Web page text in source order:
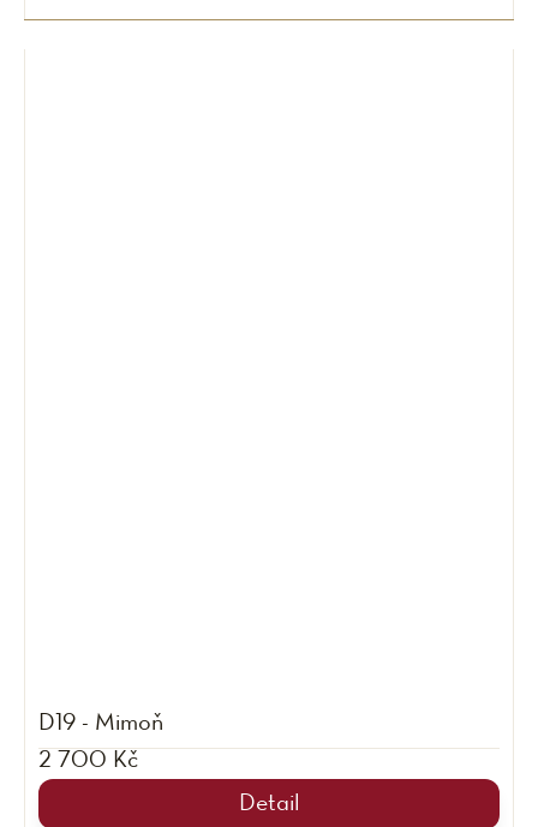
D19 - Mimoň
2 700 Kč
Detail